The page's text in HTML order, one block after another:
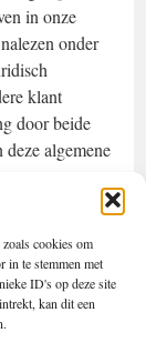
cookies om
in te stemmen met
ID's op deze site
kan dit een
in onze
onder
klant
door beide
algemene